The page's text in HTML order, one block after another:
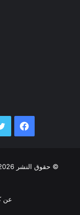
© حقوق النشر 2026، جميع الحقوق محفوظة |
عن